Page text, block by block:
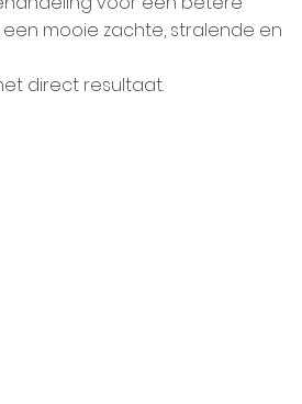
mooie zachte, stralende en
direct resultaat.